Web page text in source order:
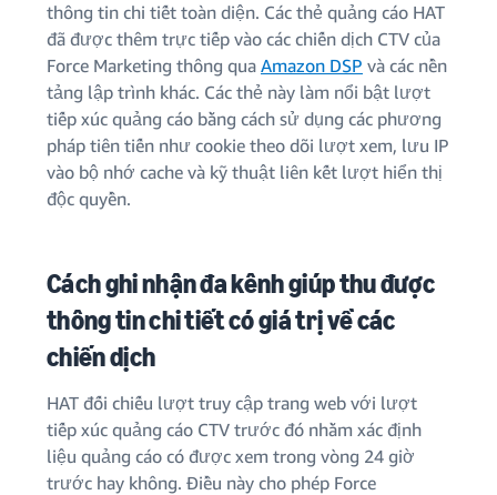
thông tin chi tiết toàn diện. Các thẻ quảng cáo HAT
đã được thêm trực tiếp vào các chiến dịch CTV của
Force Marketing thông qua Amazon DSP và các nền
tảng lập trình khác. Các thẻ này làm nổi bật lượt
tiếp xúc quảng cáo bằng cách sử dụng các phương
pháp tiên tiến như cookie theo dõi lượt xem, lưu IP
vào bộ nhớ cache và kỹ thuật liên kết lượt hiển thị
độc quyền.
Cách ghi nhận đa kênh giúp thu được
thông tin chi tiết có giá trị về các
chiến dịch
HAT đối chiếu lượt truy cập trang web với lượt
tiếp xúc quảng cáo CTV trước đó nhằm xác định
liệu quảng cáo có được xem trong vòng 24 giờ
trước hay không. Điều này cho phép Force